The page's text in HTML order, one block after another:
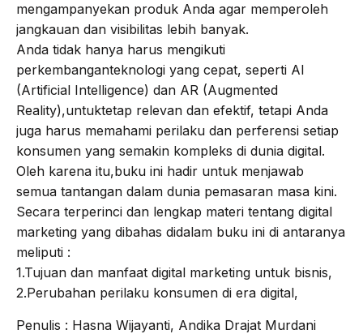
mengampanyekan produk Anda agar memperoleh
jangkauan dan visibilitas lebih banyak.
Anda tidak hanya harus mengikuti
perkembanganteknologi yang cepat, seperti AI
(Artificial Intelligence) dan AR (Augmented
Reality),untuktetap relevan dan efektif, tetapi Anda
juga harus memahami perilaku dan perferensi setiap
konsumen yang semakin kompleks di dunia digital.
Oleh karena itu,buku ini hadir untuk menjawab
semua tantangan dalam dunia pemasaran masa kini.
Secara terperinci dan lengkap materi tentang digital
marketing yang dibahas didalam buku ini di antaranya
meliputi :
1.Tujuan dan manfaat digital marketing untuk bisnis,
2.Perubahan perilaku konsumen di era digital,
Penulis : Hasna Wijayanti, Andika Drajat Murdani